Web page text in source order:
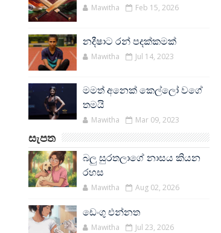
Mawitha Feb 15, 2026
නදීෂාට රන් පදක්කමක්
Mawitha Jul 14, 2023
මමත් අනෙක් කෙල්ලෝ වගේ
තමයි
Mawitha Mar 09, 2023
සැපත
බලු සුරතලාගේ නාසය කියන
රහස
Mawitha Aug 02, 2026
ඩෙංගු එන්නත
Mawitha Jul 23, 2026